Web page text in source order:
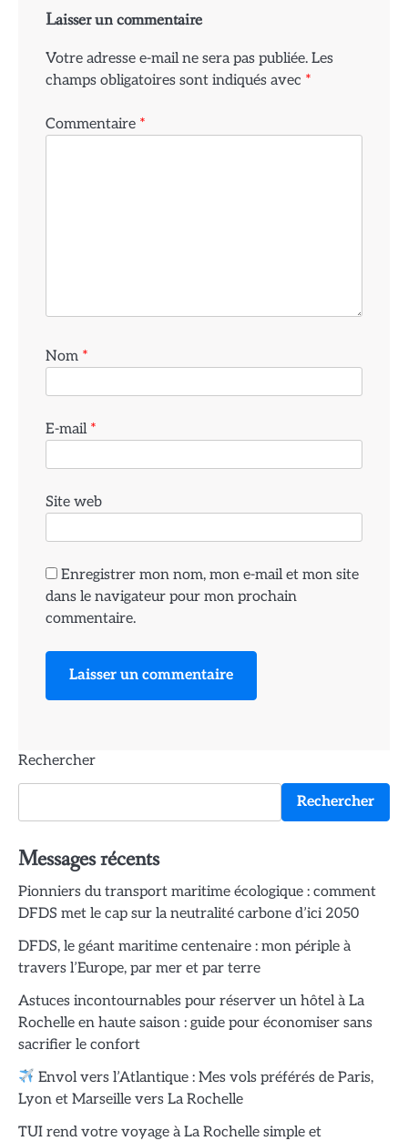
Laisser un commentaire
Votre adresse e-mail ne sera pas publiée. Les
champs obligatoires sont indiqués avec *
Commentaire *
Nom *
E-mail *
Site web
Enregistrer mon nom, mon e-mail et mon site
dans le navigateur pour mon prochain
commentaire.
Rechercher
Rechercher
Messages récents
Pionniers du transport maritime écologique : comment
DFDS met le cap sur la neutralité carbone d’ici 2050
DFDS, le géant maritime centenaire : mon périple à
travers l’Europe, par mer et par terre
Astuces incontournables pour réserver un hôtel à La
Rochelle en haute saison : guide pour économiser sans
sacrifier le confort
Envol vers l’Atlantique : Mes vols préférés de Paris,
Lyon et Marseille vers La Rochelle
TUI rend votre voyage à La Rochelle simple et